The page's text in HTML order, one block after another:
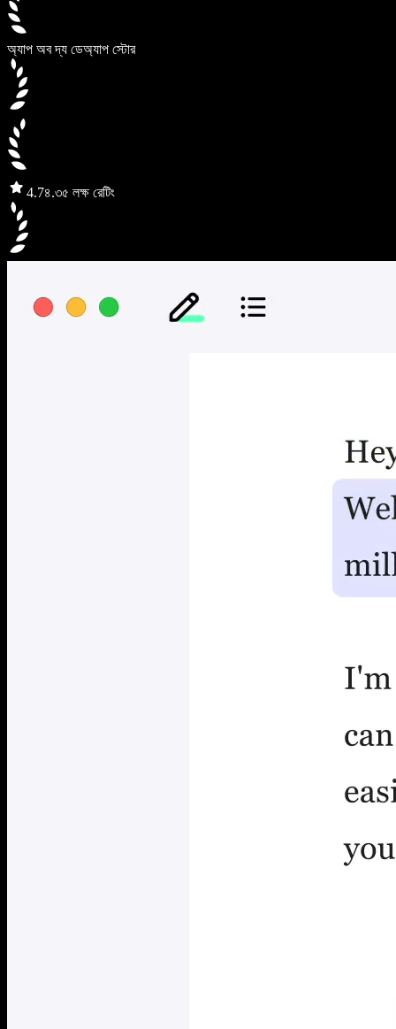
অ্যাপ অব দ্য ডেঅ্যাপ স্টোর
4.7৪.৩৫ লক্ষ রেটিং